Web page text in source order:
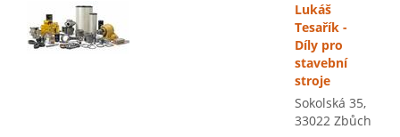
Lukáš
Tesařík -
Díly pro
stavební
stroje
Sokolská 35,
33022 Zbůch